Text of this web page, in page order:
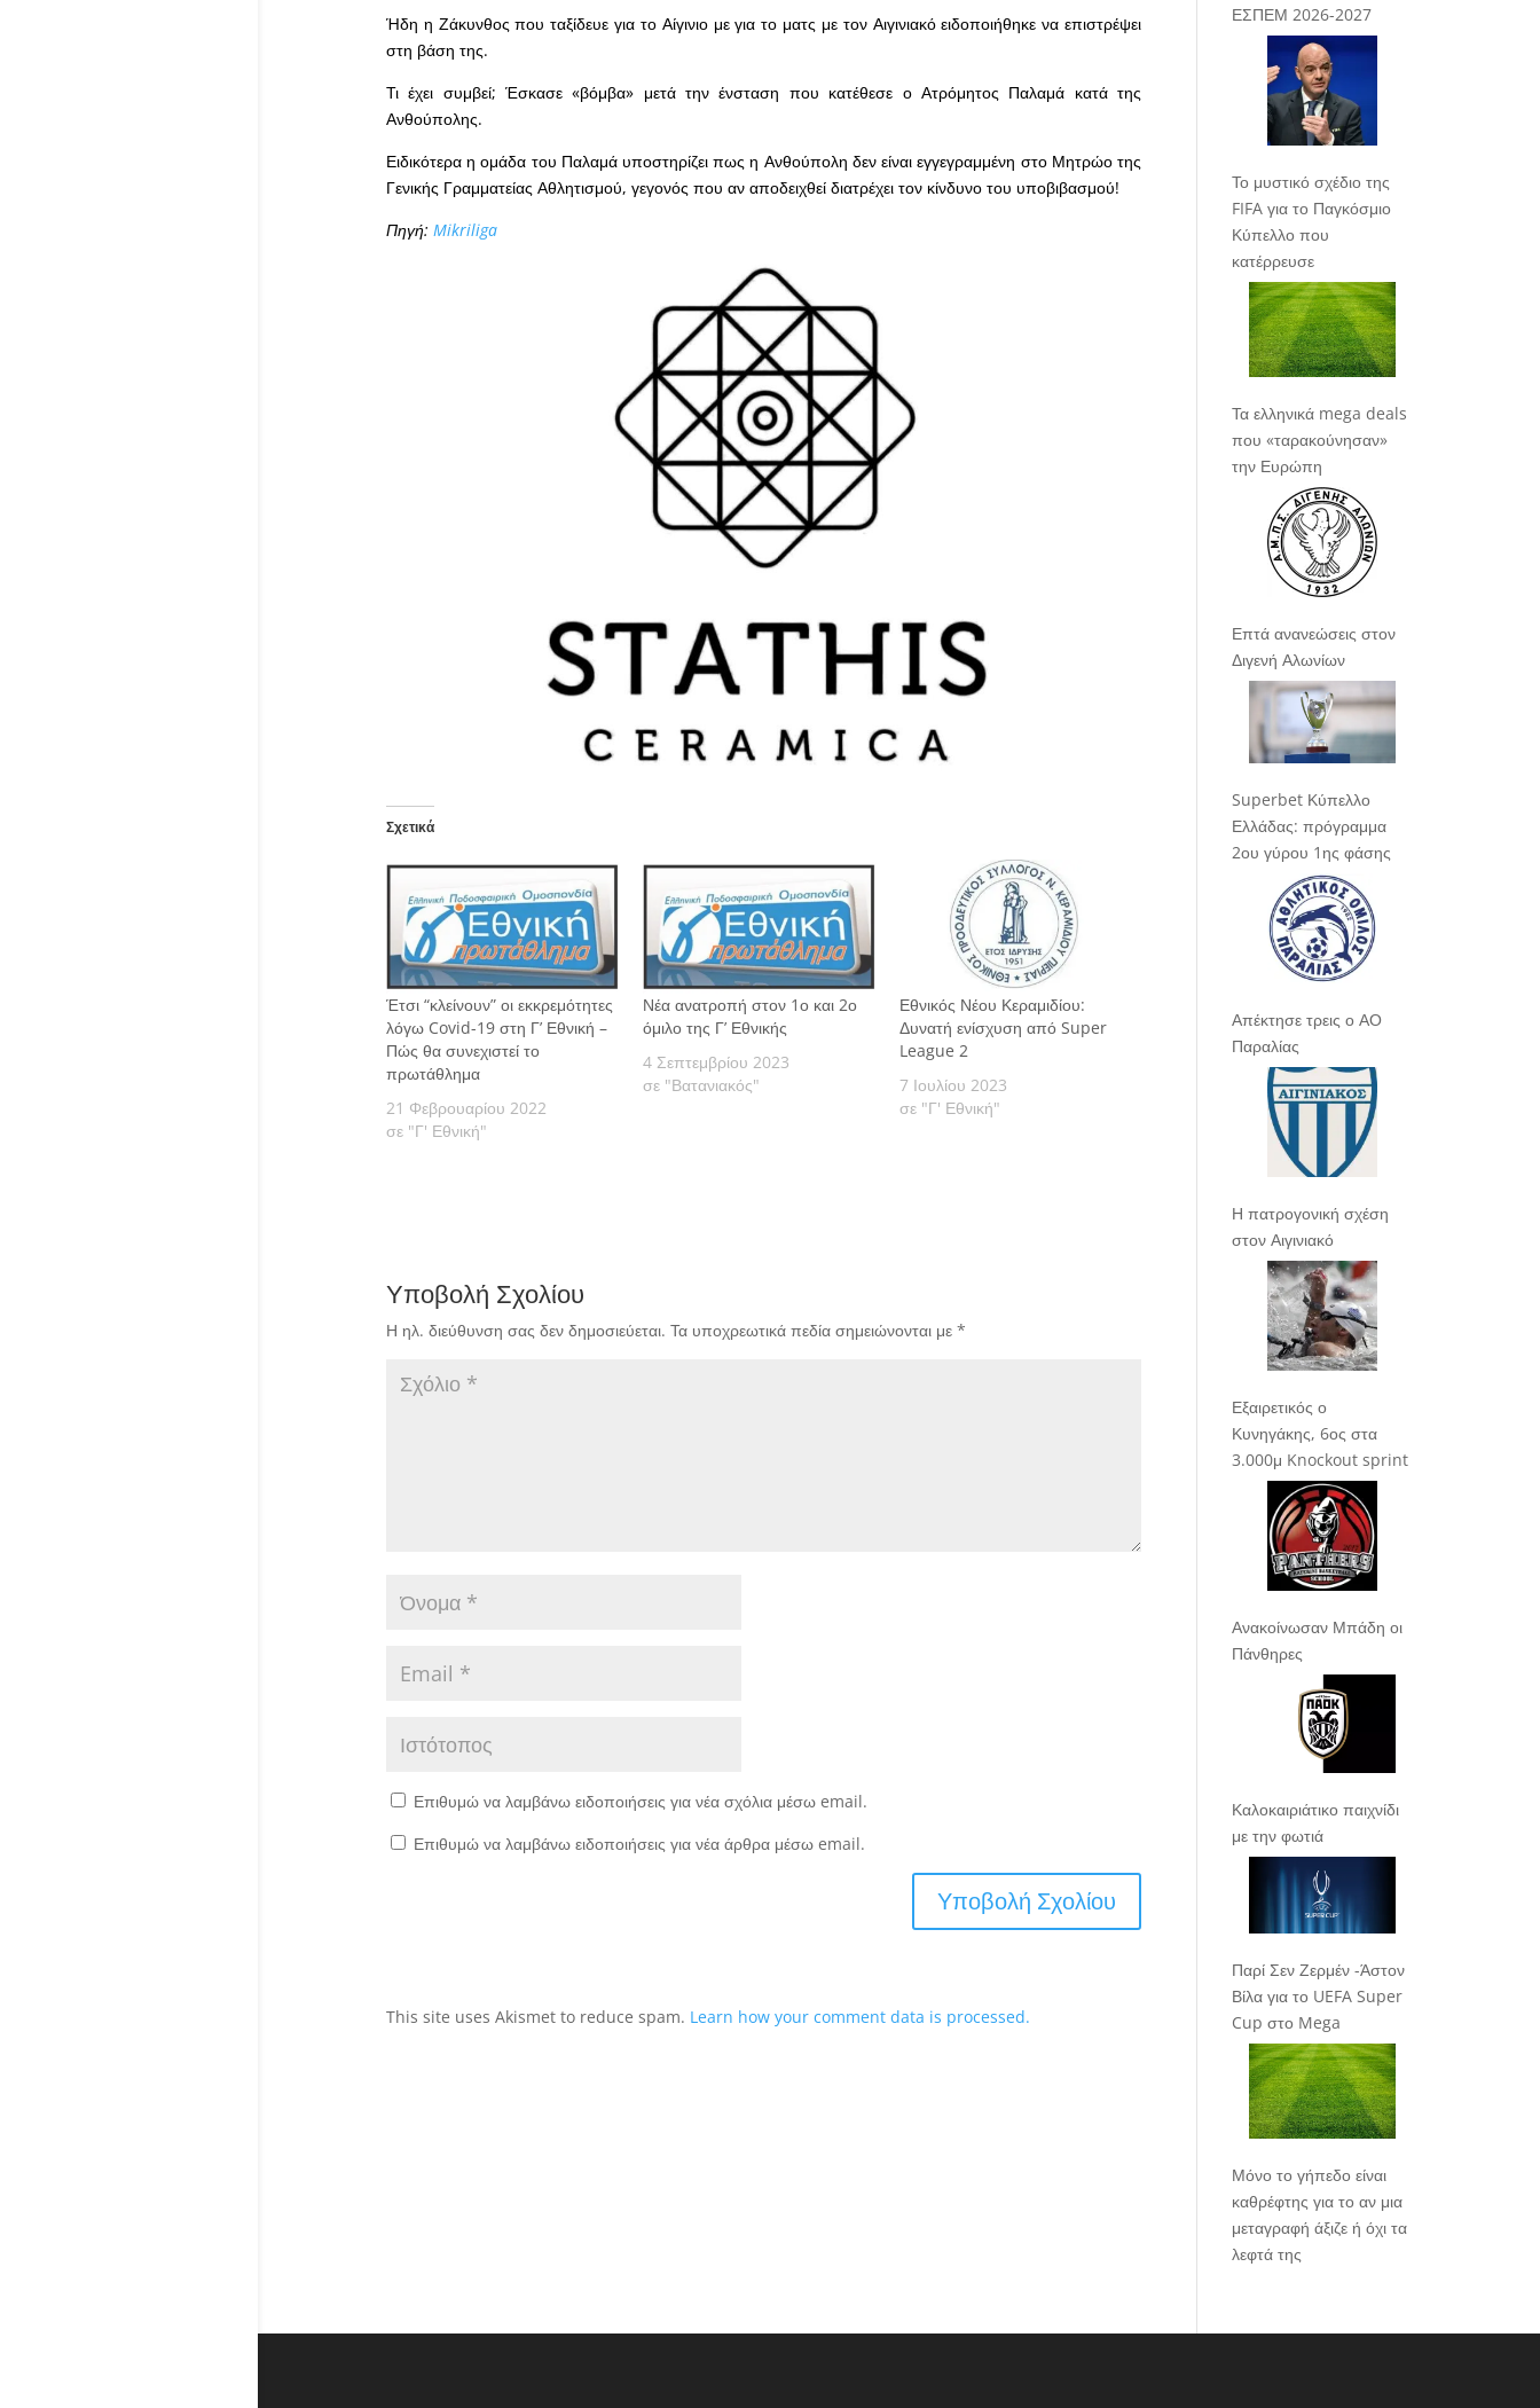
Ήδη η Ζάκυνθος που ταξίδευε για το Αίγινιο με για το ματς με τον Αιγινιακό ειδοποιήθηκε να επιστρέψει
στη βάση της.
Τι έχει συμβεί; Έσκασε «βόμβα» μετά την ένσταση που κατέθεσε ο Ατρόμητος Παλαμά κατά της
Ανθούπολης.
Ειδικότερα η ομάδα του Παλαμά υποστηρίζει πως η Ανθούπολη δεν είναι εγγεγραμμένη στο Μητρώο της
Γενικής Γραμματείας Αθλητισμού, γεγονός που αν αποδειχθεί διατρέχει τον κίνδυνο του υποβιβασμού!
Πηγή: Mikriliga
Σχετικά
Έτσι “κλείνουν” οι εκκρεμότητες
λόγω Covid-19 στη Γ’ Εθνική –
Πώς θα συνεχιστεί το
πρωτάθλημα
21 Φεβρουαρίου 2022
σε "Γ' Εθνική"
Νέα ανατροπή στον 1ο και 2ο
όμιλο της Γ’ Εθνικής
4 Σεπτεμβρίου 2023
σε "Βατανιακός"
Εθνικός Νέου Κεραμιδίου:
Δυνατή ενίσχυση από Super
League 2
7 Ιουλίου 2023
σε "Γ' Εθνική"
Υποβολή Σχολίου
Η ηλ. διεύθυνση σας δεν δημοσιεύεται. Τα υποχρεωτικά πεδία σημειώνονται με *
Επιθυμώ να λαμβάνω ειδοποιήσεις για νέα σχόλια μέσω email.
Επιθυμώ να λαμβάνω ειδοποιήσεις για νέα άρθρα μέσω email.
This site uses Akismet to reduce spam. Learn how your comment data is processed.
ΕΣΠΕΜ 2026-2027
Το μυστικό σχέδιο της
FIFA για το Παγκόσμιο
Κύπελλο που
κατέρρευσε
Τα ελληνικά mega deals
που «ταρακούνησαν»
την Ευρώπη
Επτά ανανεώσεις στον
Διγενή Αλωνίων
Superbet Κύπελλο
Ελλάδας: πρόγραμμα
2ου γύρου 1ης φάσης
Απέκτησε τρεις ο ΑΟ
Παραλίας
Η πατρογονική σχέση
στον Αιγινιακό
Εξαιρετικός ο
Κυνηγάκης, 6ος στα
3.000μ Knockout sprint
Ανακοίνωσαν Μπάδη οι
Πάνθηρες
Καλοκαιριάτικο παιχνίδι
με την φωτιά
Παρί Σεν Ζερμέν -Άστον
Βίλα για το UEFA Super
Cup στο Mega
Μόνο το γήπεδο είναι
καθρέφτης για το αν μια
μεταγραφή άξιζε ή όχι τα
λεφτά της